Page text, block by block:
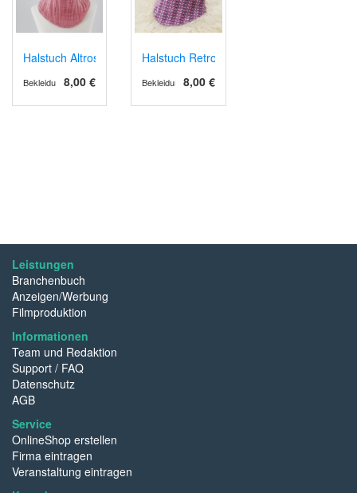
Halstuch Altrosa
8,00 €
Bekleidung
Halstuch Retro
8,00 €
Bekleidung
Leistungen
Branchenbuch
Anzeigen/Werbung
Filmproduktion
Informationen
Team und Redaktion
Support / FAQ
Datenschutz
AGB
Service
OnlineShop erstellen
Firma eintragen
Veranstaltung eintragen